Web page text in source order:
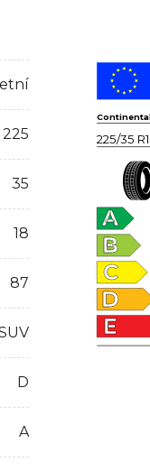
225
35
18
87
D
A
225/35
A
B
C
D
E